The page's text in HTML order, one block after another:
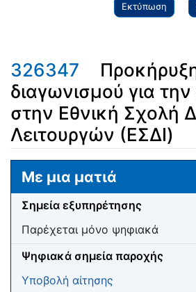
Εκτύπωση
326347
διαγωνισμού για
στην Εθνική Σχολή
Λειτουργών (ΕΣΔΙ)
Μετάβαση σε: πλοήγηση
Με μια ματιά
Σημεία εξυπηρέτησης
Παρέχεται μόνο ψηφιακά
Ψηφιακά σημεία παροχής
Υποβολή αίτησης